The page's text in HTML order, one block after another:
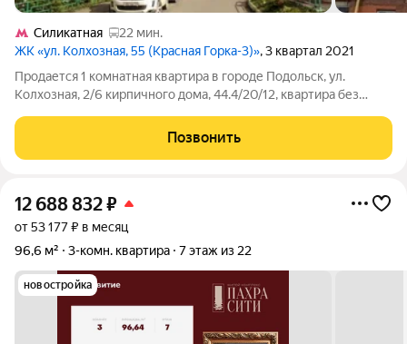
Силикатная
22 мин.
ЖК «ул. Колхозная, 55 (Красная Горка-3)», 3 квартал 2021
Продается 1 комнатная квартира в городе Подольск, ул.
Колхозная, 2/6 кирпичного дома, 44.4/20/12, квартира без
Хороший район с развитой инфраструктурой, рядом школа,
детский сад, остановка транспорта,
Позвонить
12 688 832₽
от 53 177 ₽ в месяц
96,6 м²
3-комн. квартира 7 этаж из 22
новостройка